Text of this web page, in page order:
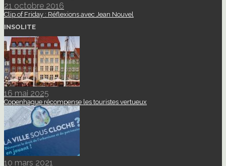
21 octobre 2016
Clip of Friday : Réflexions avec Jean Nouvel
INSOLITE
16 mai 2025
Copenhague récompense les touristes vertueux
10 mars 2021